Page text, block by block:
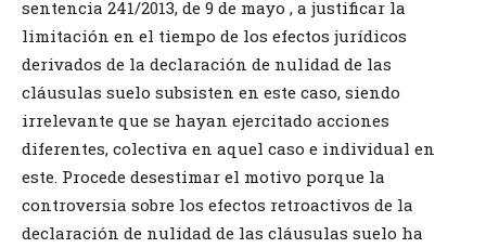
sentencia 241/2013, de 9 de mayo , a justificar la
limitación en el tiempo de los efectos jurídicos
derivados de la declaración de nulidad de las
cláusulas suelo subsisten en este caso, siendo
irrelevante que se hayan ejercitado acciones
diferentes, colectiva en aquel caso e individual en
este. Procede desestimar el motivo porque la
controversia sobre los efectos retroactivos de la
declaración de nulidad de las cláusulas suelo ha